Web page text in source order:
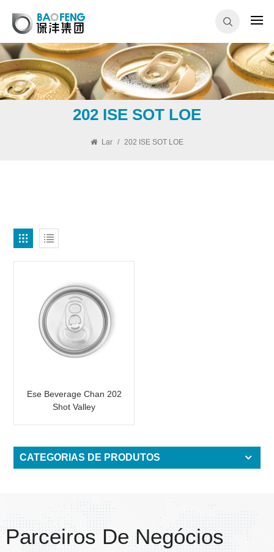
202 ISE SOT LOE
Lar / 202 ISE SOT LOE
Ese Beverage Chan 202
Shot Valley
CATEGORIAS DE PRODUTOS
Parceiros De Negócios